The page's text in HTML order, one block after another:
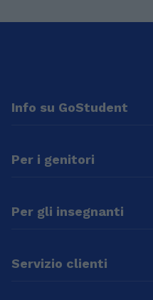
Info su GoStudent
Per i genitori
Per gli insegnanti
Servizio clienti